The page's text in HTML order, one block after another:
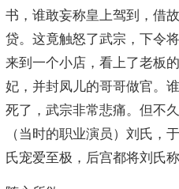
书，谁敢妄称皇上驾到，借
贷。这竟触怒了武宗，下令
来到一个小店，看上了老板
妃，并封凤儿的哥哥做官。
死了，武宗非常悲痛。但不
（当时的职业演员）刘氏，
氏宠爱至极，后宫都将刘氏称